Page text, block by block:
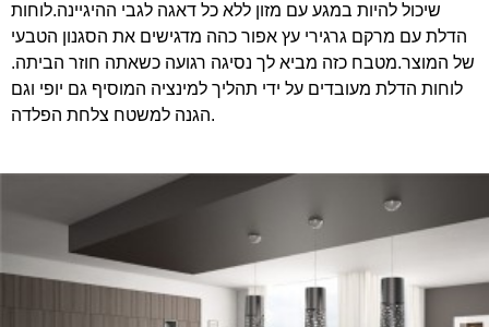
שיכול להיות במגע עם מזון ללא כל דאגה לגבי ההיגיינה.לוחות
הדלת עם מרקם גרגירי עץ אפור כהה מדגישים את הסגנון הטבעי
של המוצר.מטבח כזה מביא לך נסיגה רגועה כשאתה חוזר הביתה.
לוחות הדלת מעובדים על ידי תהליך למינציה המוסיף גם יופי וגם
הגנה למשטח צלחת הפלדה.